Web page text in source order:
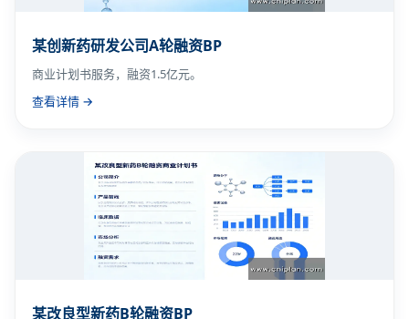
某创新药研发公司A轮融资BP
商业计划书服务，融资1.5亿元。
查看详情 →
某改良型新药B轮融资BP